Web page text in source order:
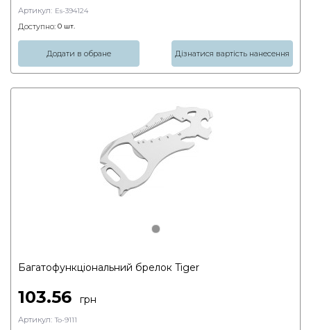
Артикул: Es-394124
Доступно: 0 шт.
Додати в обране Дізнатися вартість нанесення
Багатофункціональний брелок Tiger
103.56 грн
Артикул: To-9111